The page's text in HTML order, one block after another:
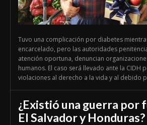
Tuvo una complicación por diabetes
encarcelado, pero las autoridades
atención oportuna, denuncian
humanos. El caso será llevado ante la CIDH
violaciones al derecho a la vida y al debido
¿Existió una guerra
El Salvador y Honduras?